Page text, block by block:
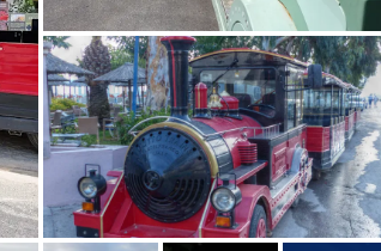
Bild melden
von J & N